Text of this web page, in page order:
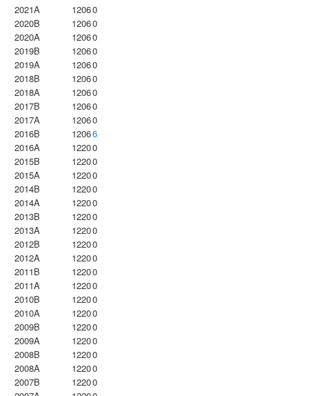
2021A
12060
2020B
12060
2020A
12060
2019B
12060
2019A
12060
2018B
12060
2018A
12060
2017B
12060
2017A
12060
2016B
12066
2016A
12200
2015B
12200
2015A
12200
2014B
12200
2014A
12200
2013B
12200
2013A
12200
2012B
12200
2012A
12200
2011B
12200
2011A
12200
2010B
12200
2010A
12200
2009B
12200
2009A
12200
2008B
12200
2008A
12200
2007B
12200